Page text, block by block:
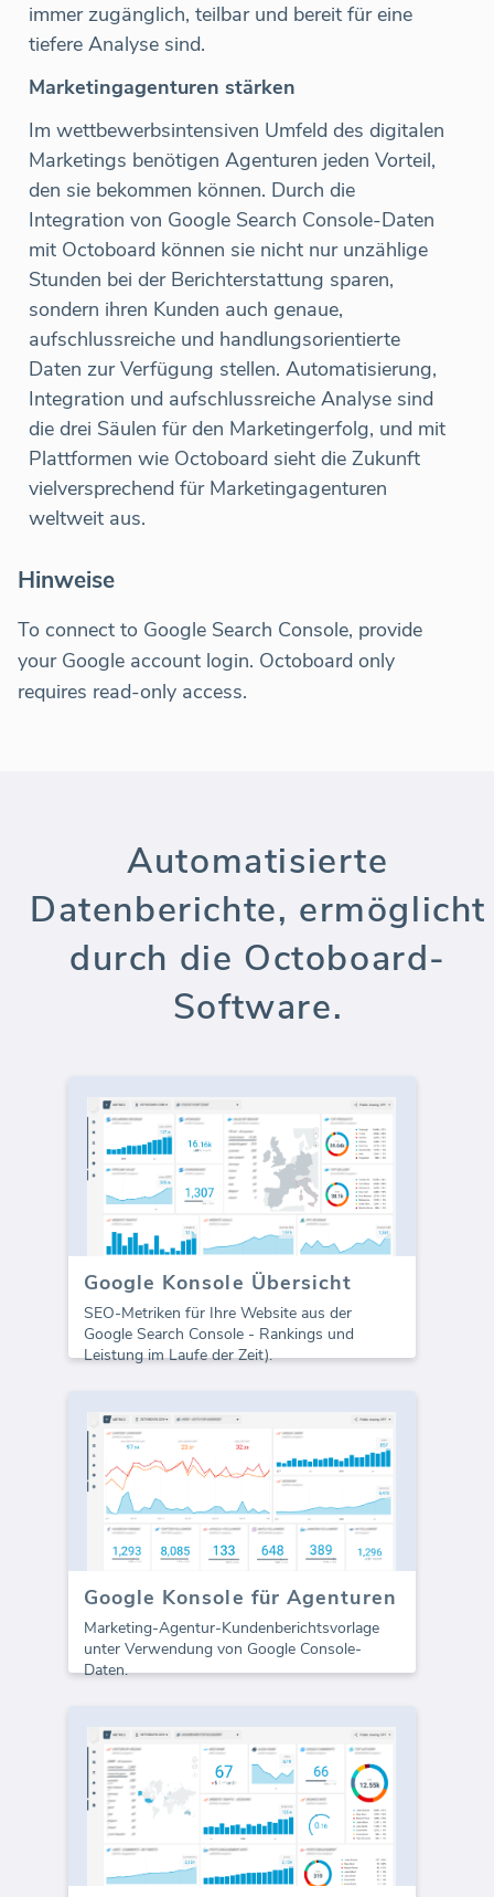
immer zugänglich, teilbar und bereit für eine
tiefere Analyse sind.
Marketingagenturen stärken
Im wettbewerbsintensiven Umfeld des digitalen
Marketings benötigen Agenturen jeden Vorteil,
den sie bekommen können. Durch die
Integration von Google Search Console-Daten
mit Octoboard können sie nicht nur unzählige
Stunden bei der Berichterstattung sparen,
sondern ihren Kunden auch genaue,
aufschlussreiche und handlungsorientierte
Daten zur Verfügung stellen. Automatisierung,
Integration und aufschlussreiche Analyse sind
die drei Säulen für den Marketingerfolg, und mit
Plattformen wie Octoboard sieht die Zukunft
vielversprechend für Marketingagenturen
weltweit aus.
Hinweise
To connect to Google Search Console, provide
your Google account login. Octoboard only
requires read-only access.
Automatisierte
Datenberichte, ermöglicht
durch die Octoboard-
Software.
Google Konsole Übersicht
SEO-Metriken für Ihre Website aus der
Google Search Console - Rankings und
Leistung im Laufe der Zeit).
Google Konsole für Agenturen
Marketing-Agentur-Kundenberichtsvorlage
unter Verwendung von Google Console-
Daten.